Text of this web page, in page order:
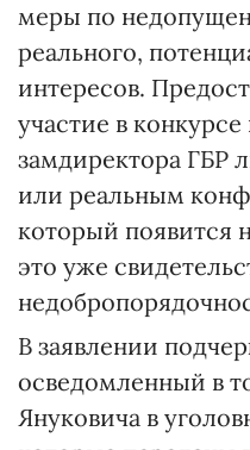
меры по
реального,
интересов.
участие в
замдиректора ГБР
или реальным
который появится
это уже
В заявлении
осведомленный в
Януковича в